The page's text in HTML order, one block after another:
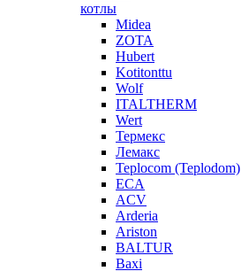
котлы
Midea
ZOTA
Hubert
Kotitonttu
Wolf
ITALTHERM
Wert
Термекс
Лемакс
Teplocom (Teplodom)
ECA
ACV
Arderia
Ariston
BALTUR
Baxi